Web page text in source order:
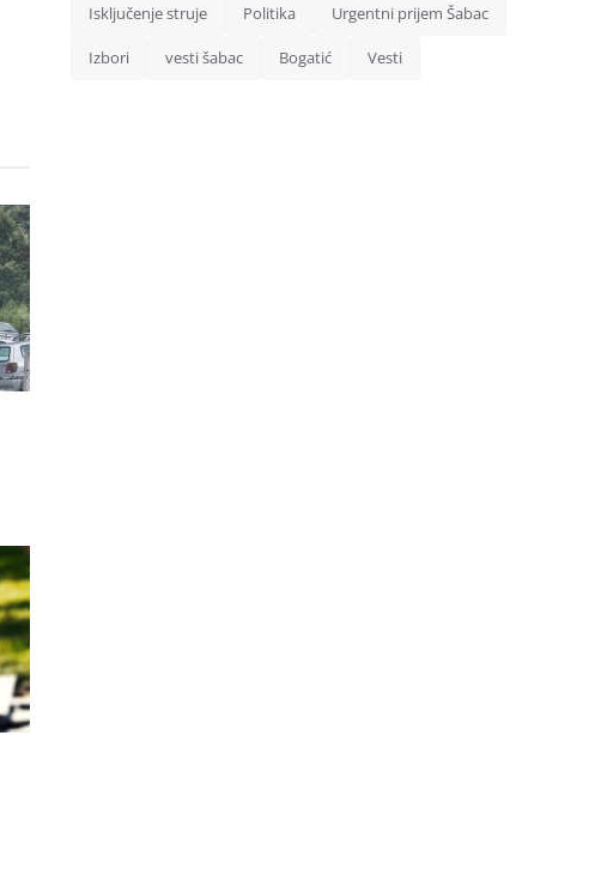
Isključenje struje Politika Urgentni prijem Šabac
Izbori vesti šabac Bogatić Vesti